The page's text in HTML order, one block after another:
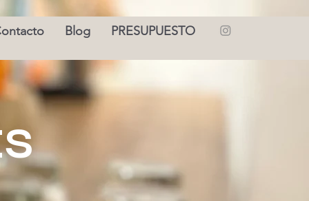
Blog PRESUPUESTO